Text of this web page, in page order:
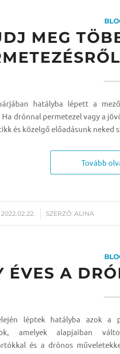
MEG
hatályba lépett a
drónnal permetezel vagy a
és közelgő előadásunk neked
Tovább
2022.02.22.
/ SZERZŐ: ALINA
ÉVES A
léptek hatályba azok a
amelyek alapjaiban
és a drónos